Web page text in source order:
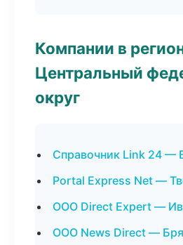
Компании в
Центральный
округ
Справочник Link 24 —
Portal Express Net —
ООО Direct Expert —
ООО News Direct —